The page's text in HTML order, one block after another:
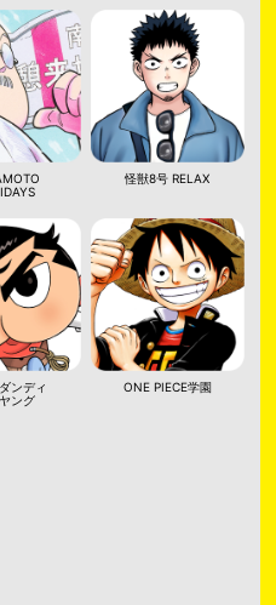
怪獣8号 RELAX
ンディ
ング
ONE PIECE学園